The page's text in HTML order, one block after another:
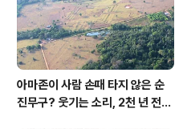
아마존이 사람 손때 타지 않은 순
진무구? 웃기는 소리, 2천 년 전에